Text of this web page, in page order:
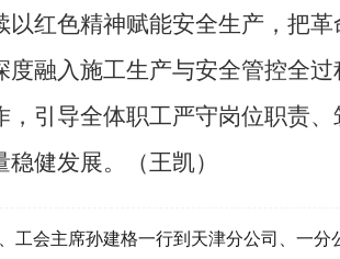
色精神赋能安全生产，把革
融入施工生产与安全管控全
引导全体职工严守岗位职责
健发展。（王凯）
工会主席孙建格一行到天津分公司、一分